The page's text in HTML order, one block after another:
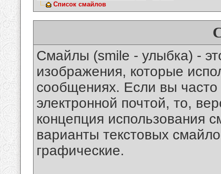
Список смайлов
Смайлы (smile - улыбка) -
изображения, которые
сообщениях. Если вы часто
электронной почтой, то,
концепция использования
варианты текстовых
графические.